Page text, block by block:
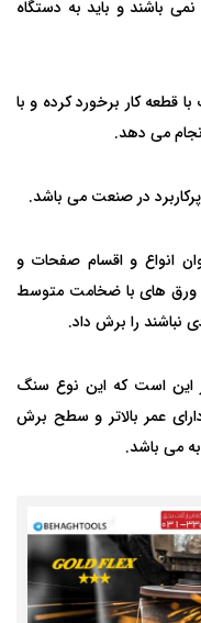
باشند و باید به دستگاه
قطعه کار برخورد کرده و با
می دهد.
در صنعت می باشد.
انواع و اقسام صفحات و
ورق های با ضخامت متوسط
نباشند را برش داد.
این است که این نوع سنگ
عمر بالاتر و سطح برش
می باشد.